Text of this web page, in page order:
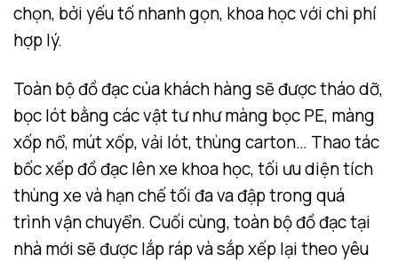
chọn, bởi yếu tố nhanh gọn, khoa học với chi phí
hợp lý.
Toàn bộ đồ đạc của khách hàng sẽ được tháo dỡ,
bọc lót bằng các vật tư như màng bọc PE, màng
xốp nổ, mút xốp, vải lót, thùng carton… Thao tác
bốc xếp đồ đạc lên xe khoa học, tối ưu diện tích
thùng xe và hạn chế tối đa va đập trong quá
trình vận chuyển. Cuối cùng, toàn bộ đồ đạc tại
nhà mới sẽ được lắp ráp và sắp xếp lại theo yêu